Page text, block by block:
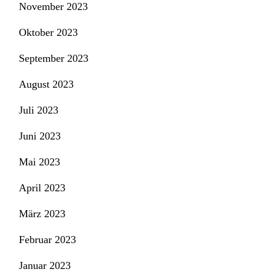
November 2023
Oktober 2023
September 2023
August 2023
Juli 2023
Juni 2023
Mai 2023
April 2023
März 2023
Februar 2023
Januar 2023